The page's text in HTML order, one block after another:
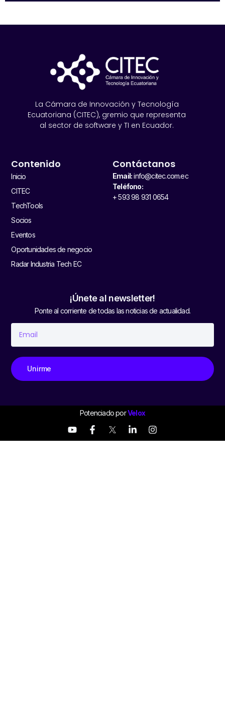
La Cámara de Innovación y Tecnología
Ecuatoriana (CITEC), gremio que representa
al sector de software y TI en Ecuador.
Contenido
Inicio
CITEC
TechTools
Socios
Eventos
Oportunidades de negocio
Radar Industria Tech EC
Contáctanos
Email:info@citec.com.ec
Teléfono:
+ 593 98 931 0654
¡Únete al newsletter!
Ponte al corriente de todas las noticias de actualidad.
Unirme
Potenciado porVelox